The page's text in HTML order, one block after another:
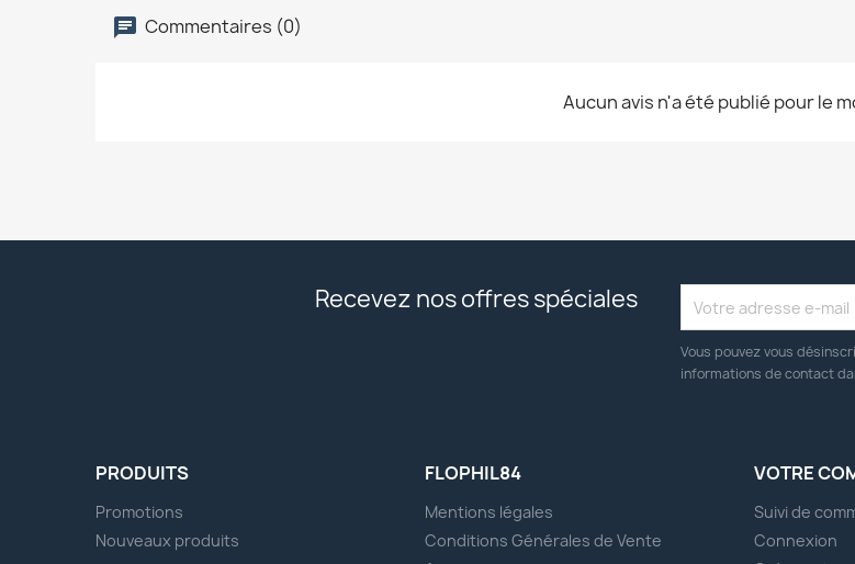
Commentaires (0)
Aucun avis n'a été publié pour le
Recevez nos offres spéciales
Vous pouvez vous
informations de contact
PRODUITS
Promotions
Nouveaux produits
FLOPHIL84
Mentions légales
Conditions Générales de Vente
VOTRE
Suivi de
Connexion